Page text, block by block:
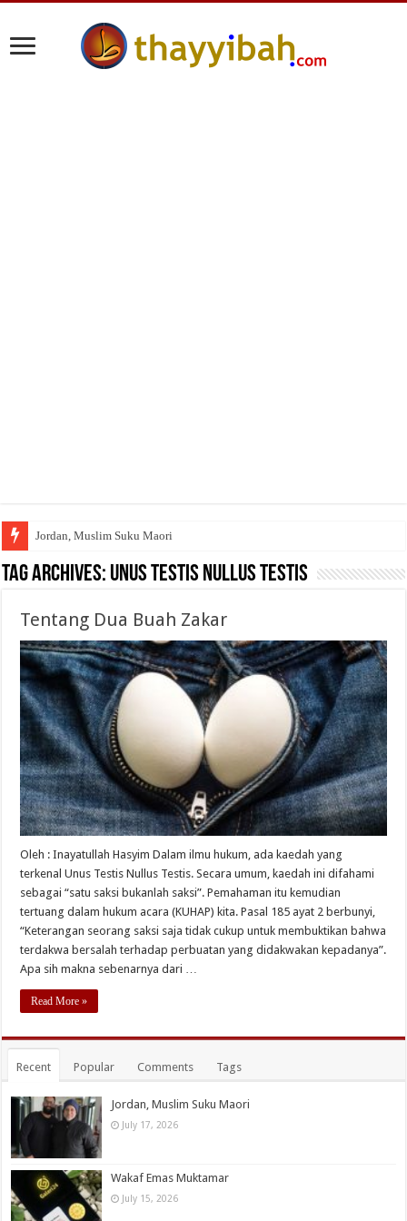
Jordan, Muslim Suku Maori
Tag Archives: Unus Testis Nullus Testis
Tentang Dua Buah Zakar
Oleh : Inayatullah Hasyim Dalam ilmu hukum, ada kaedah yang
terkenal Unus Testis Nullus Testis. Secara umum, kaedah ini difahami
sebagai “satu saksi bukanlah saksi”. Pemahaman itu kemudian
tertuang dalam hukum acara (KUHAP) kita. Pasal 185 ayat 2 berbunyi,
“Keterangan seorang saksi saja tidak cukup untuk membuktikan bahwa
terdakwa bersalah terhadap perbuatan yang didakwakan kepadanya”.
Apa sih makna sebenarnya dari …
Read More »
Recent Popular Comments Tags
Jordan, Muslim Suku Maori
July 17, 2026
Wakaf Emas Muktamar
July 15, 2026